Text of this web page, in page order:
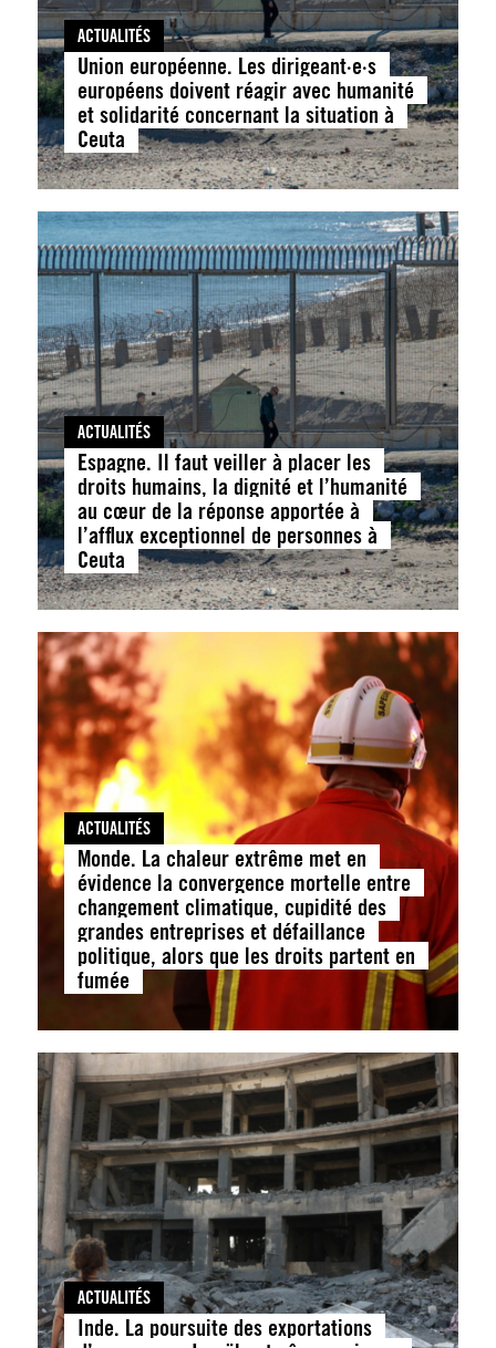
ACTUALITÉS
Union européenne. Les dirigeant·e·s
européens doivent réagir avec humanité
et solidarité concernant la situation à
Ceuta
ACTUALITÉS
Espagne. Il faut veiller à placer les
droits humains, la dignité et l’humanité
au cœur de la réponse apportée à
l’afflux exceptionnel de personnes à
Ceuta
ACTUALITÉS
Monde. La chaleur extrême met en
évidence la convergence mortelle entre
changement climatique, cupidité des
grandes entreprises et défaillance
politique, alors que les droits partent en
fumée
ACTUALITÉS
Inde. La poursuite des exportations